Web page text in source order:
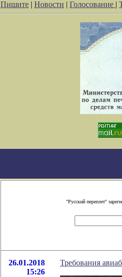
Пишите | Новости | Голосование |
"Русский переплет"
26.01.2018
15:26
Требования